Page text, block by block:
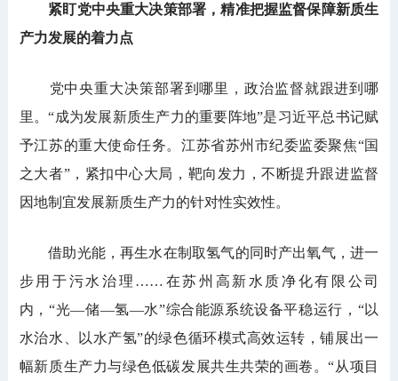
紧盯党中央重大决策部署，精准把握监督保障新质生
产力发展的着力点
党中央重大决策部署到哪里，政治监督就跟进到哪
里。“成为发展新质生产力的重要阵地”是习近平总书记赋
予江苏的重大使命任务。江苏省苏州市纪委监委聚焦“国
之大者”，紧扣中心大局，靶向发力，不断提升跟进监督
因地制宜发展新质生产力的针对性实效性。
借助光能，再生水在制取氢气的同时产出氧气，进一
步用于污水治理……在苏州高新水质净化有限公司
内，“光—储—氢—水”综合能源系统设备平稳运行，“以
水治水、以水产氢”的绿色循环模式高效运转，铺展出一
幅新质生产力与绿色低碳发展共生共荣的画卷。“从项目